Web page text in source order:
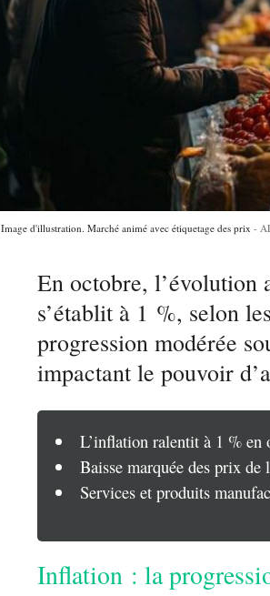
Image d'illustration. Marché animé avec étiquetage des prix
En octobre, l’évolution
s’établit à 1 %, selon
progression modérée
impactant le pouvoir
L’inflation ralentit à 1 % en
Baisse marquée des prix de
Services et produits
Inflation : la